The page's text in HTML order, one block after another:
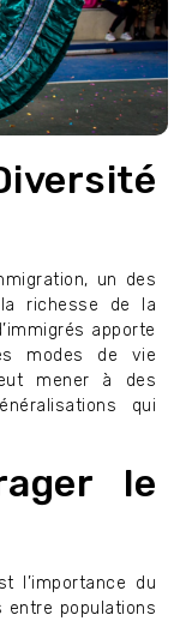
un des
richesse de la
apporte
modes de vie
mener à des
qui
le
l’importance du
entre populations